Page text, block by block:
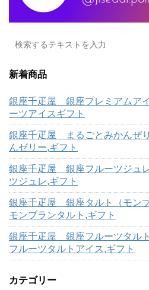
新着商品
銀座千疋屋 銀座プレミアムア
ーツアイスギフト
銀座千疋屋 まるごとみかんぜ
んゼリー,ギフト
銀座千疋屋 銀座フルーツジュ
ツジュレ,ギフト
銀座千疋屋 銀座タルト（モン
モンブランタルト,ギフト
銀座千疋屋 銀座フルーツタル
フルーツタルトアイス,ギフト
カテゴリー